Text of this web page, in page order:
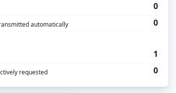
Native – Un format
Native est conçue pour
elle est poussée et s’intégrer au
ainsi d’assurer une cohérence entre